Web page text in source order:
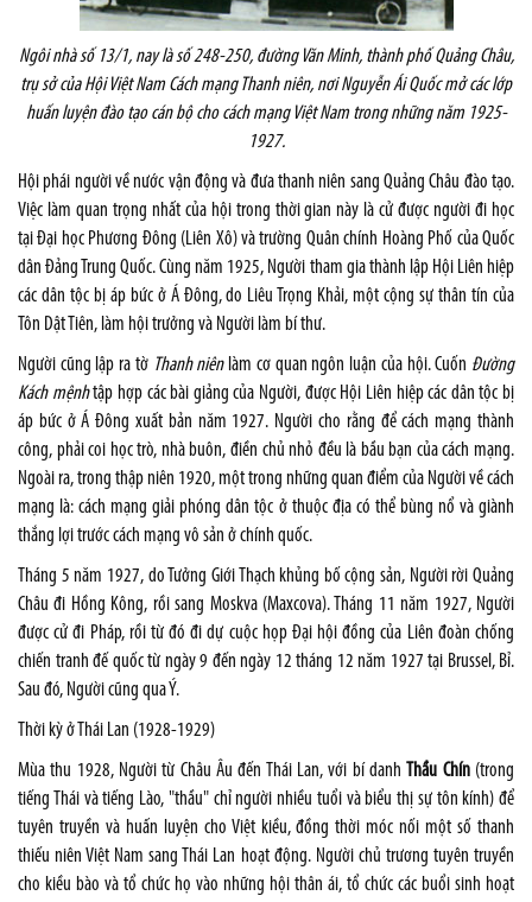
Ngôi nhà số 13/1, nay là số 248-250, đường Văn Minh, thành phố Quảng Châu,
trụ sở của Hội Việt Nam Cách mạng Thanh niên, nơi Nguyễn Ái Quốc mở các lớp
huấn luyện đào tạo cán bộ cho cách mạng Việt Nam trong những năm 1925-
1927.
Hội phái người về nước vận động và đưa thanh niên sang Quảng Châu đào tạo.
Việc làm quan trọng nhất của hội trong thời gian này là cử được người đi học
tại Đại học Phương Đông (Liên Xô) và trường Quân chính Hoàng Phố của Quốc
dân Đảng Trung Quốc. Cùng năm 1925, Người tham gia thành lập Hội Liên hiệp
các dân tộc bị áp bức ở Á Đông, do Liêu Trọng Khải, một cộng sự thân tín của
Tôn Dật Tiên, làm hội trưởng và Người làm bí thư.
Người cũng lập ra tờ Thanh niênlàm cơ quan ngôn luận của hội. Cuốn Đường
Kách mệnhtập hợp các bài giảng của Người, được Hội Liên hiệp các dân tộc bị
áp bức ở Á Đông xuất bản năm 1927. Người cho rằng để cách mạng thành
công, phải coi học trò, nhà buôn, điền chủ nhỏ đều là bầu bạn của cách mạng.
Ngoài ra, trong thập niên 1920, một trong những quan điểm của Người về cách
mạng là: cách mạng giải phóng dân tộc ở thuộc địa có thể bùng nổ và giành
thắng lợi trước cách mạng vô sản ở chính quốc.
Tháng 5 năm 1927, do Tưởng Giới Thạch khủng bố cộng sản, Người rời Quảng
Châu đi Hồng Kông, rồi sang Moskva (Maxcova). Tháng 11 năm 1927, Người
được cử đi Pháp, rồi từ đó đi dự cuộc họp Đại hội đồng của Liên đoàn chống
chiến tranh đế quốc từ ngày 9 đến ngày 12 tháng 12 năm 1927 tại Brussel, Bỉ.
Sau đó, Người cũng qua Ý.
Thời kỳ ở Thái Lan (1928-1929)
Mùa thu 1928, Người từ Châu Âu đến Thái Lan, với bí danhThầu Chín (trong
tiếng Thái và tiếng Lào, "thầu" chỉ người nhiều tuổi và biểu thị sự tôn kính) để
tuyên truyền và huấn luyện cho Việt kiều, đồng thời móc nối một số thanh
thiếu niên Việt Nam sang Thái Lan hoạt động. Người chủ trương tuyên truyền
cho kiều bào và tổ chức họ vào những hội thân ái, tổ chức các buổi sinh hoạt